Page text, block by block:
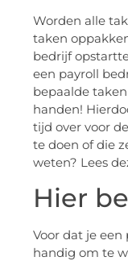
Worden alle
taken
bedrijf
een payroll
bepaalde
handen!
tijd over voor
te doen of die
weten? Lees
Hier
Voor dat je
handig om te